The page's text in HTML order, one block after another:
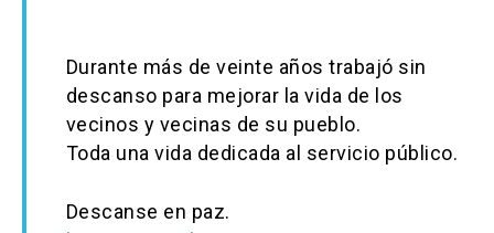
Durante más de veinte años trabajó sin
descanso para mejorar la vida de los
vecinos y vecinas de su pueblo.
Toda una vida dedicada al servicio público.
Descanse en paz.